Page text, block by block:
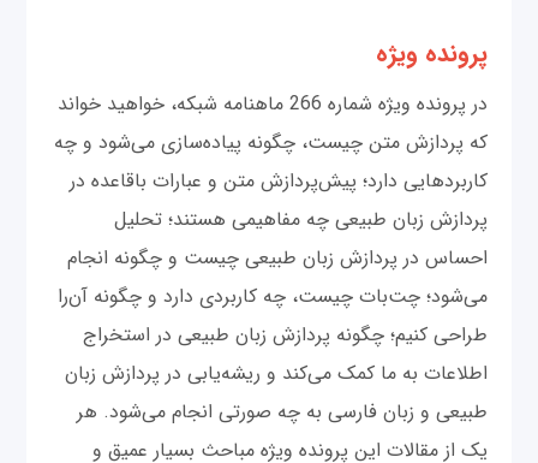
پرونده ویژه
در پرونده ویژه شماره 266 ماهنامه شبکه، خواهید خواند
که پردازش متن چیست، چگونه پیاده‌سازی می‌شود و چه
کاربردهایی دارد؛ پیش‌پردازش متن و عبارات باقاعده در
پردازش زبان طبیعی چه مفاهیمی هستند؛ تحلیل
احساس در پردازش زبان طبیعی چیست و چگونه انجام
می‌شود؛ چت‌بات چیست، چه کاربردی دارد و چگونه آن‌را
طراحی کنیم؛ چگونه پردازش زبان طبیعی در استخراج
اطلاعات به ما کمک می‌کند و ریشه‌یابی در پردازش زبان
طبیعی و زبان فارسی به چه صورتی انجام می‌شود. هر
یک از مقالات این پرونده ویژه مباحث بسیار عمیق و